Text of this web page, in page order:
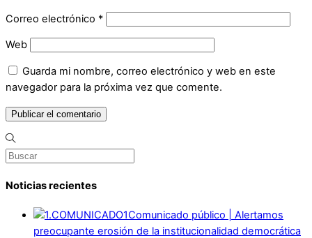
Correo electrónico *
Web
Guarda mi nombre, correo electrónico y web en este
navegador para la próxima vez que comente.
Noticias recientes
Comunicado público | Alertamos
preocupante erosión de la institucionalidad democrática